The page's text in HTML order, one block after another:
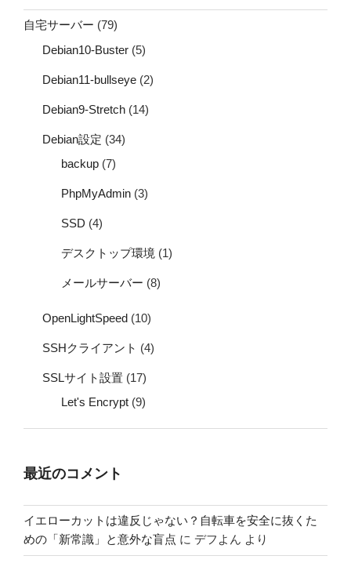
自宅サーバー (79)
Debian10-Buster (5)
Debian11-bullseye (2)
Debian9-Stretch (14)
Debian設定 (34)
backup (7)
PhpMyAdmin (3)
SSD (4)
デスクトップ環境 (1)
メールサーバー (8)
OpenLightSpeed (10)
SSHクライアント (4)
SSLサイト設置 (17)
Let's Encrypt (9)
最近のコメント
イエローカットは違反じゃない？自転車を安全に抜くた
めの「新常識」と意外な盲点 に デフよん より